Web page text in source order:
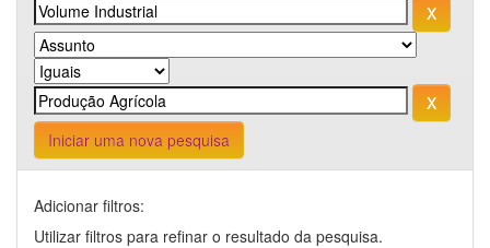
Iniciar uma nova pesquisa
Adicionar filtros:
Utilizar filtros para refinar o resultado da pesquisa.